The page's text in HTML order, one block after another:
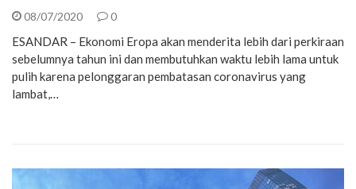
08/07/2020 0
ESANDAR – Ekonomi Eropa akan menderita lebih dari perkiraan
sebelumnya tahun ini dan membutuhkan waktu lebih lama untuk
pulih karena pelonggaran pembatasan coronavirus yang
lambat,…